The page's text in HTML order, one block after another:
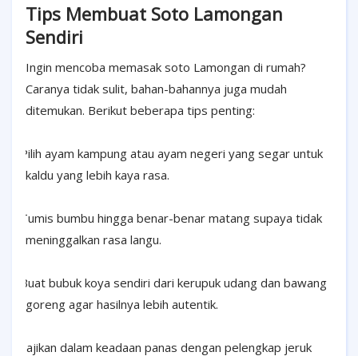
Tips Membuat Soto Lamongan
Sendiri
Ingin mencoba memasak soto Lamongan di rumah?
Caranya tidak sulit, bahan-bahannya juga mudah
ditemukan. Berikut beberapa tips penting:
Pilih ayam kampung atau ayam negeri yang segar untuk
kaldu yang lebih kaya rasa.
Tumis bumbu hingga benar-benar matang supaya tidak
meninggalkan rasa langu.
Buat bubuk koya sendiri dari kerupuk udang dan bawang
goreng agar hasilnya lebih autentik.
Sajikan dalam keadaan panas dengan pelengkap jeruk